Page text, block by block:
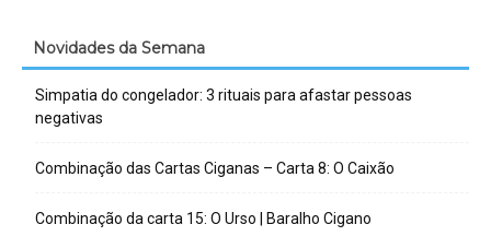
Novidades da Semana
Simpatia do congelador: 3 rituais para afastar pessoas
negativas
Combinação das Cartas Ciganas – Carta 8: O Caixão
Combinação da carta 15: O Urso | Baralho Cigano